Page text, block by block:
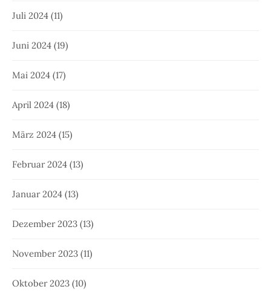
Juli 2024 (11)
Juni 2024 (19)
Mai 2024 (17)
April 2024 (18)
März 2024 (15)
Februar 2024 (13)
Januar 2024 (13)
Dezember 2023 (13)
November 2023 (11)
Oktober 2023 (10)